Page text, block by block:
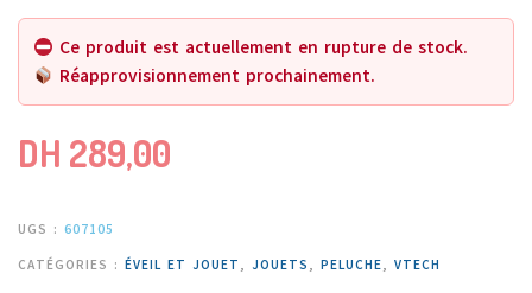
Ce produit est actuellement en rupture de stock.
Réapprovisionnement prochainement.
DH 289,00
UGS : 607105
CATÉGORIES : ÉVEIL ET JOUET , JOUETS , PELUCHE, VTECH